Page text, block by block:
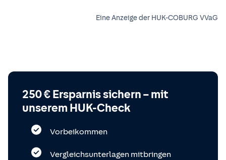
Eine Anzeige der HUK-COBURG VVaG
250 € Ersparnis sichern – mit
unserem HUK-Check
Vorbeikommen
Vergleichsunterlagen mitbringen